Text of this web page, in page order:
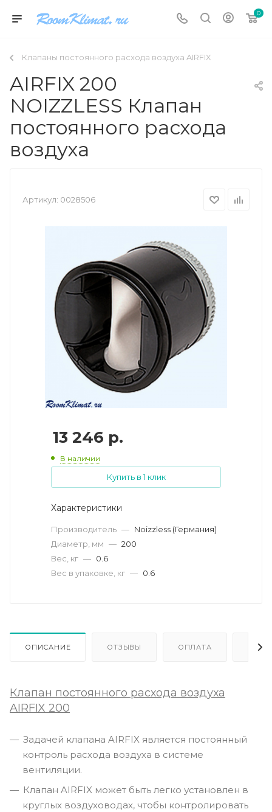
0
Клапаны постоянного расхода воздуха AIRFIX
AIRFIX 200
NOIZZLESS Клапан
постоянного расхода
воздуха
Артикул: 0028506
13 246 р.
В наличии
Купить в 1 клик
Характеристики
Производитель — Noizzless (Германия)
Диаметр, мм — 200
Вес, кг — 0.6
Вес в упаковке, кг — 0.6
ОПИСАНИЕ ОТЗЫВЫ ОПЛАТА
Клапан постоянного расхода воздуха
AIRFIX 200
Задачей клапана AIRFIX является постоянный
контроль расхода воздуха в системе
вентиляции.
Клапан AIRFIX может быть легко установлен в
круглых воздуховодах, чтобы контролировать